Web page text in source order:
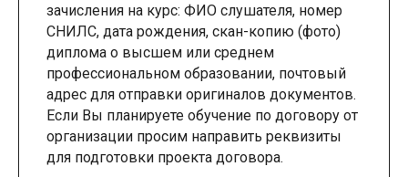
зачисления на курс: ФИО слушателя, номер
СНИЛС, дата рождения, скан-копию (фото)
диплома о высшем или среднем
профессиональном образовании, почтовый
адрес для отправки оригиналов документов.
Если Вы планируете обучение по договору от
организации просим направить реквизиты
для подготовки проекта договора.